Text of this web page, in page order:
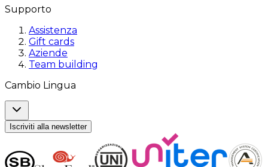
Supporto
Assistenza
Gift cards
Aziende
Team building
Cambio Lingua
Iscriviti alla newsletter